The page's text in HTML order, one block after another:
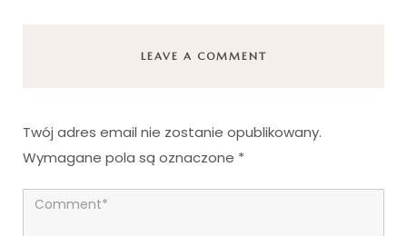
LEAVE A COMMENT
Twój adres email nie zostanie opublikowany.
Wymagane pola są oznaczone *